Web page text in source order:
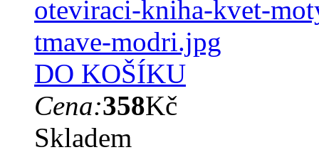
DO KOŠÍKU
Cena:358Kč
Skladem